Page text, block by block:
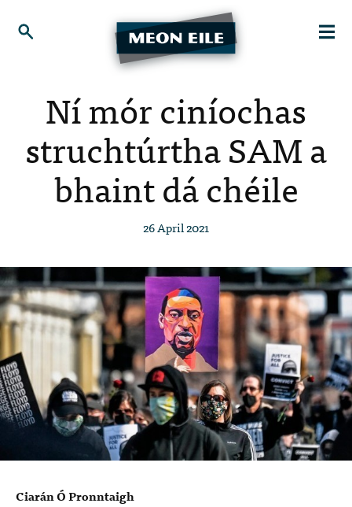
Ní mór ciníochas
struchtúrtha SAM a
bhaint dá chéile
26 April 2021
Ciarán Ó Pronntaigh